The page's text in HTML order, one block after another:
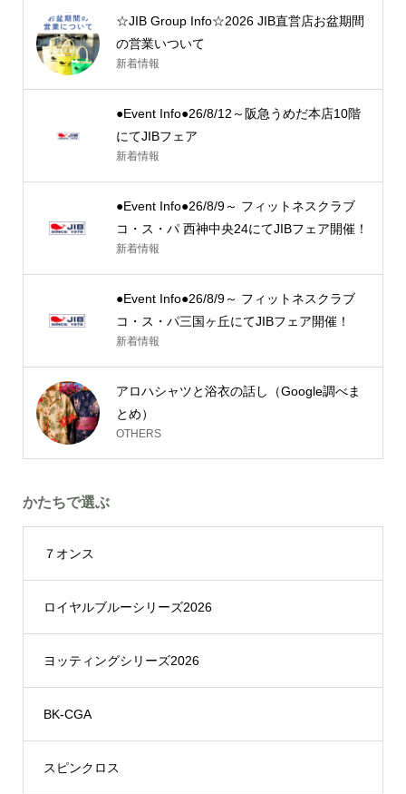
☆JIB Group Info☆2026 JIB直営店お盆期間
の営業いついて
新着情報
●Event Info●26/8/12～阪急うめだ本店10階
にてJIBフェア
新着情報
●Event Info●26/8/9～ フィットネスクラブ
コ・ス・パ 西神中央24にてJIBフェア開催！
新着情報
●Event Info●26/8/9～ フィットネスクラブ
コ・ス・パ三国ヶ丘にてJIBフェア開催！
新着情報
アロハシャツと浴衣の話し（Google調べま
とめ）
OTHERS
かたちで選ぶ
７オンス
ロイヤルブルーシリーズ2026
ヨッティングシリーズ2026
BK-CGA
スピンクロス